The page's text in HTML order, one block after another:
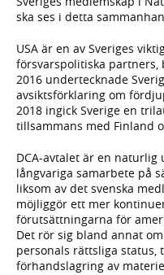
ska ses i detta
USA är en av Sveriges
försvarspolitiska partners,
2016 undertecknade
avsiktsförklaring om
2018 ingick Sverige en
tillsammans med Finland
DCA-avtalet är en naturlig
långvariga samarbete på
liksom av det svenska
möjliggör ett mer
förutsättningarna för
Det rör sig bland annat
personals rättsliga
förhandslagring av